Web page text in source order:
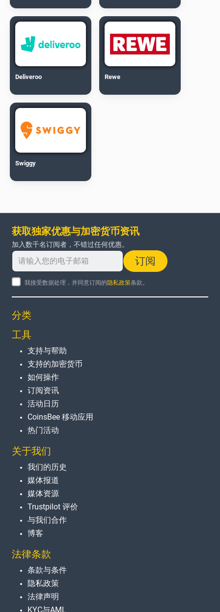
Deliveroo Rewe
Swiggy
获取独家优惠与加密货币资讯
加入数千名订阅者，不错过任何优惠。
订阅
我接受数据处理，并同意订阅的隐私政策条款。
分类
工具
支持与帮助
支持的加密货币
如何操作
订阅资讯
活动日历
CoinsBee 移动应用
热门活动
关于我们
我们的历史
媒体报道
媒体资源
Trustpilot 评价
与我们合作
博客
法律条款
条款与条件
隐私政策
法律声明
KYC与AML